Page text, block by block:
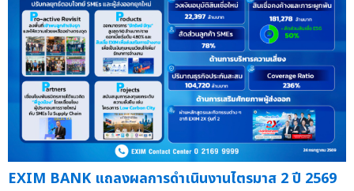
EXIM BANK แถลงผลการดำเนินงานไตรมาส 2 ปี 2569